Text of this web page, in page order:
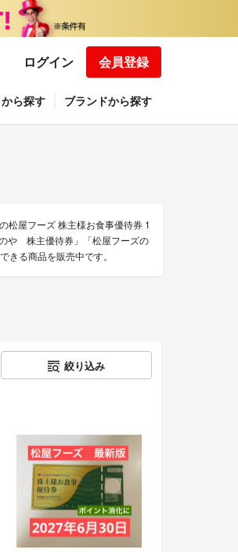
ログイン 会員登録
ら探す ブランドから探す
松屋フーズ 株主様お食事優待券 1
や 株主優待券」「松屋フーズの
る商品を販売中です。
絞り込み